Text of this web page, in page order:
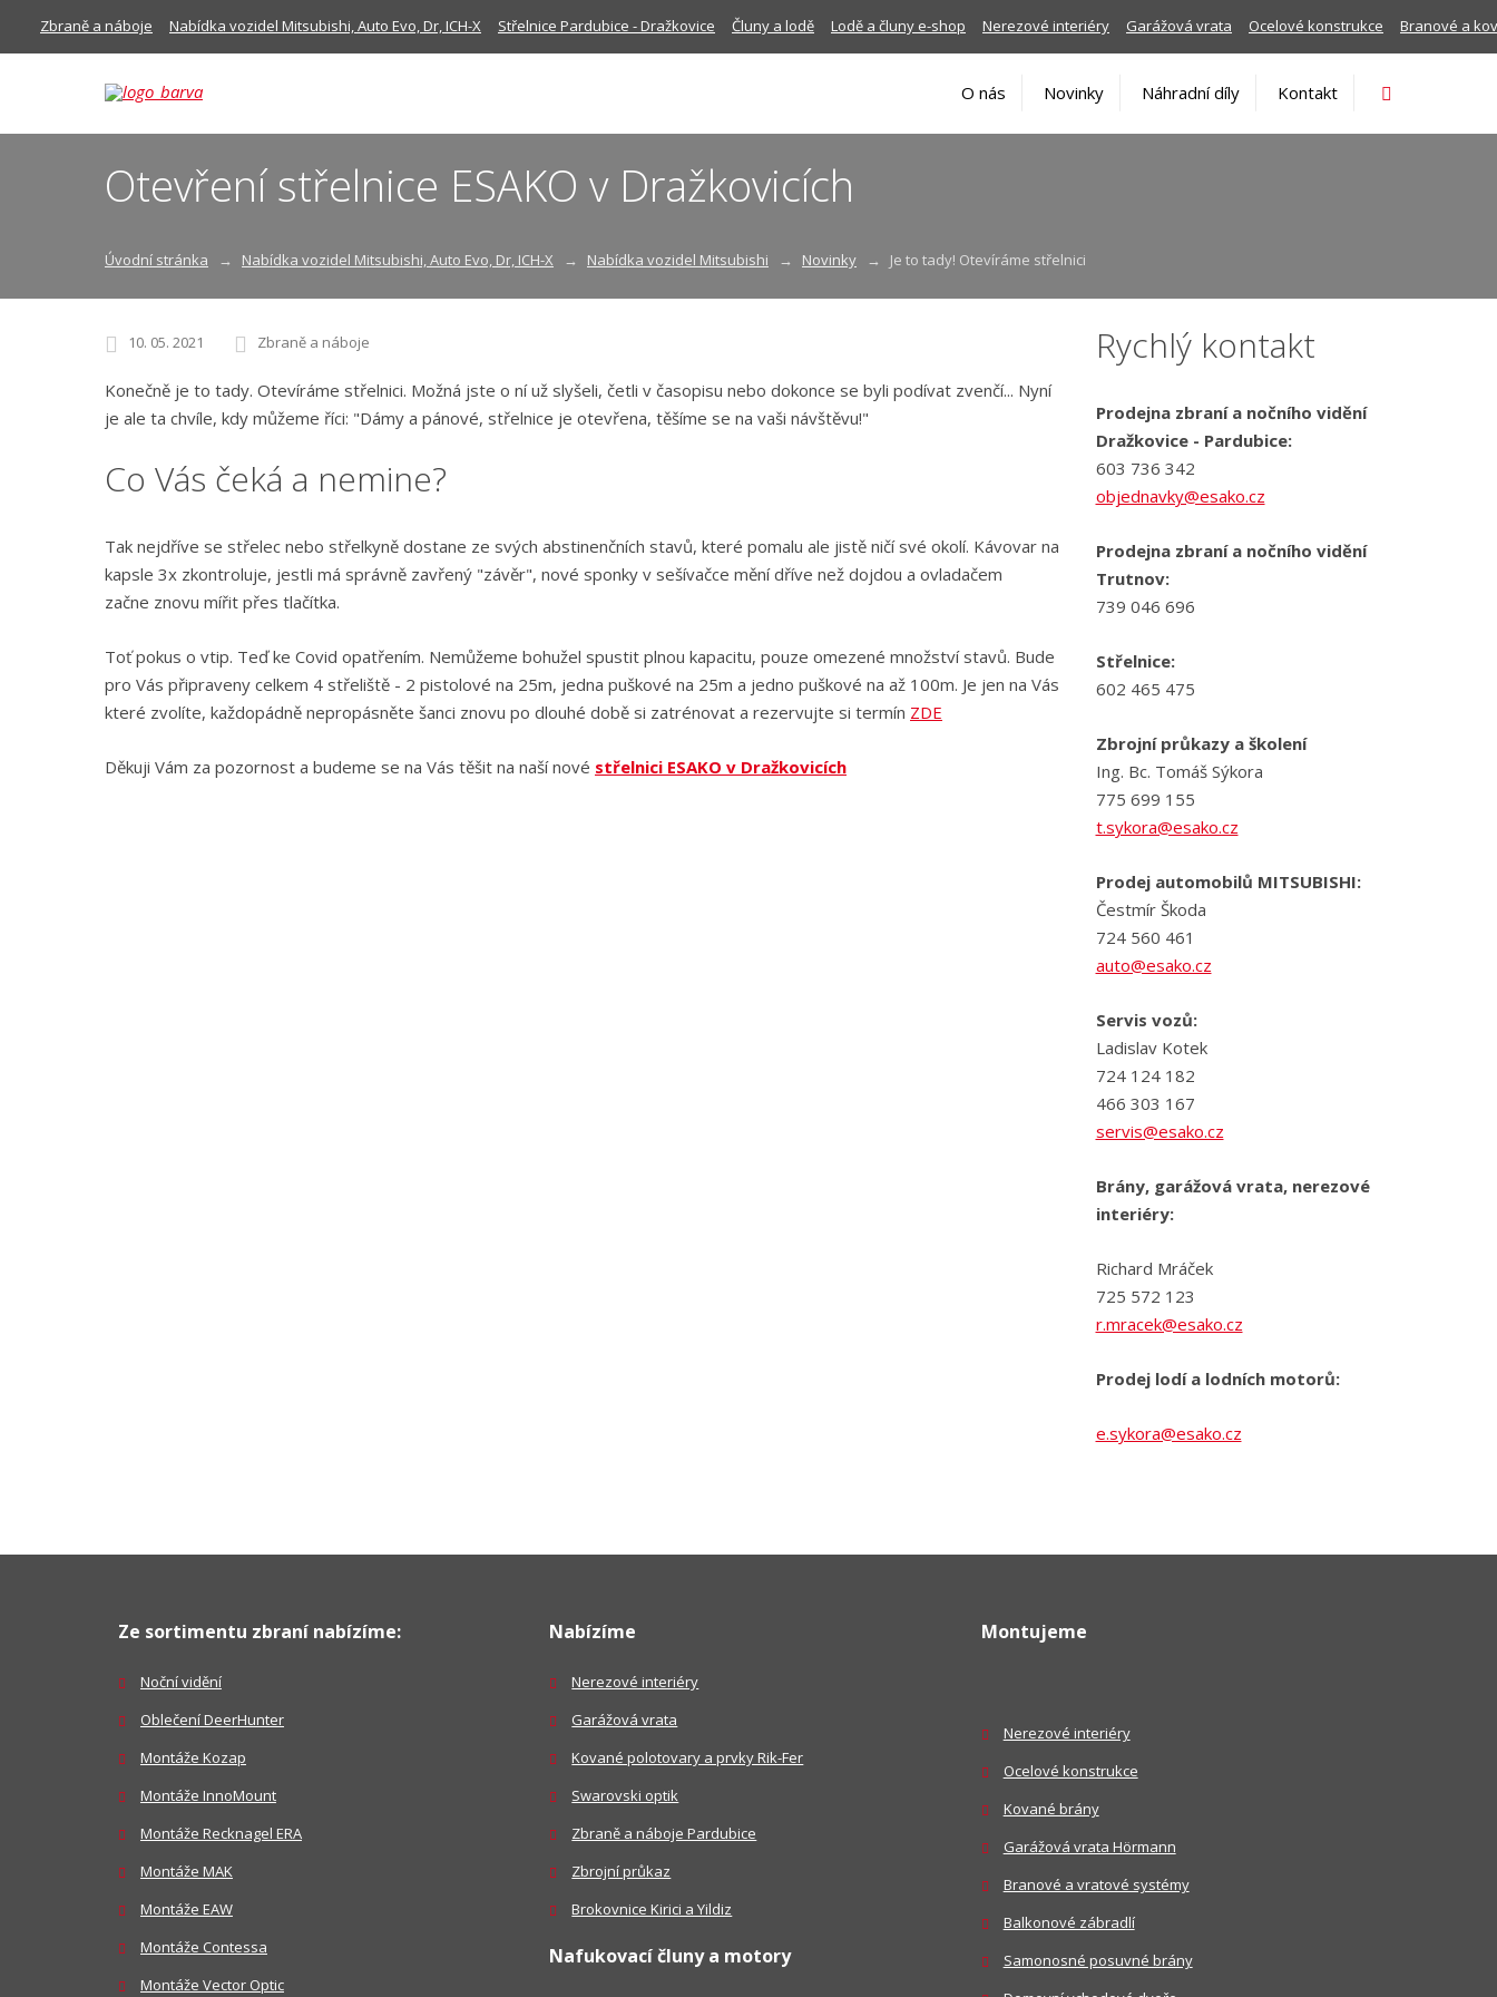
Zbraně a náboje Nabídka vozidel Mitsubishi, Auto Evo, Dr, ICH-X Střelnice Pardubice - Dražkovice Čluny a lodě Lodě a čluny e-shop Nerezové interiéry Garážová vrata Ocelové konstrukce Branové a
O nás Novinky Náhradní díly Kontakt
Otevření střelnice ESAKO v Dražkovicích
Úvodní stránka Nabídka vozidel Mitsubishi, Auto Evo, Dr, ICH-X Nabídka vozidel Mitsubishi Novinky Je to tady! Otevíráme střelnici
10. 05. 2021 Zbraně a náboje
Konečně je to tady. Otevíráme střelnici. Možná jste o ní už slyšeli, četli v časopisu nebo dokonce se byli podívat zvenčí... Nyní
je ale ta chvíle, kdy můžeme říci: "Dámy a pánové, střelnice je otevřena, těšíme se na vaši návštěvu!"
Co Vás čeká a nemine?
Tak nejdříve se střelec nebo střelkyně dostane ze svých abstinenčních stavů, které pomalu ale jistě ničí své okolí. Kávovar na
kapsle 3x zkontroluje, jestli má správně zavřený "závěr", nové sponky v sešívačce mění dříve než dojdou a ovladačem
začne znovu mířit přes tlačítka.
Toť pokus o vtip. Teď ke Covid opatřením. Nemůžeme bohužel spustit plnou kapacitu, pouze omezené množství stavů. Bude
pro Vás připraveny celkem 4 střeliště - 2 pistolové na 25m, jedna puškové na 25m a jedno puškové na až 100m. Je jen na Vás
které zvolíte, každopádně nepropásněte šanci znovu po dlouhé době si zatrénovat a rezervujte si termín ZDE
Děkuji Vám za pozornost a budeme se na Vás těšit na naší nové střelnici ESAKO v Dražkovicích
Rychlý kontakt
Prodejna zbraní a nočního vidění
Dražkovice - Pardubice:
603 736 342
objednavky@esako.cz
Prodejna zbraní a nočního vidění
Trutnov:
739 046 696
Střelnice:
602 465 475
Zbrojní průkazy a školení
Ing. Bc. Tomáš Sýkora
775 699 155
t.sykora@esako.cz
Prodej automobilů MITSUBISHI:
Čestmír Škoda
724 560 461
auto@esako.cz
Servis vozů:
Ladislav Kotek
724 124 182
466 303 167
servis@esako.cz
Brány, garážová vrata, nerezové
interiéry:
Richard Mráček
725 572 123
r.mracek@esako.cz
Prodej lodí a lodních motorů:
e.sykora@esako.cz
Ze sortimentu zbraní nabízíme:
Noční vidění
Oblečení DeerHunter
Montáže Kozap
Montáže InnoMount
Montáže Recknagel ERA
Montáže MAK
Montáže EAW
Montáže Contessa
Montáže Vector Optic
Nabízíme
Nerezové interiéry
Garážová vrata
Kované polotovary a prvky Rik-Fer
Swarovski optik
Zbraně a náboje Pardubice
Zbrojní průkaz
Brokovnice Kirici a Yildiz
Nafukovací čluny a motory
Montujeme
Nerezové interiéry
Ocelové konstrukce
Kované brány
Garážová vrata Hörmann
Branové a vratové systémy
Balkonové zábradlí
Samonosné posuvné brány